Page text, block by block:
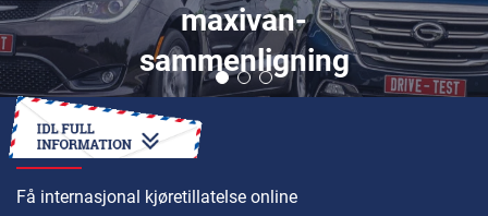
maxivan-
sammenligning
HVORDAN
Få internasjonal kjøretillatelse online